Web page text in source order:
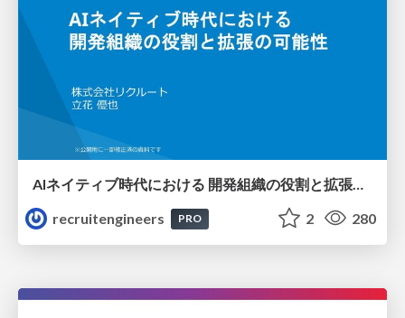
recruitengineers
PRO 2 280